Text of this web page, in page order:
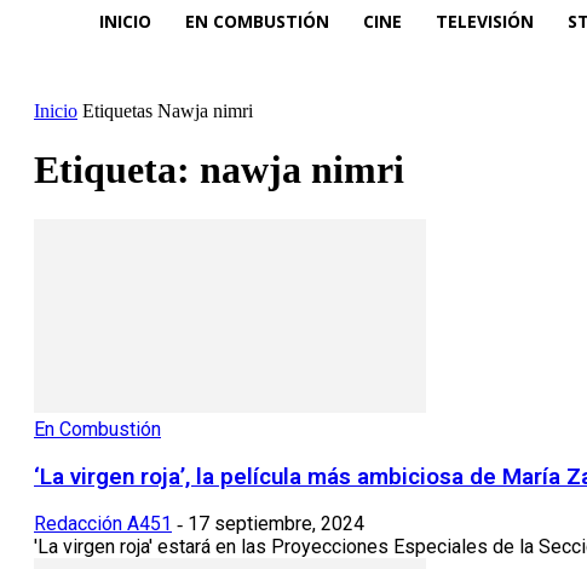
INICIO EN COMBUSTIÓN CINE TELEVISIÓN
Inicio Etiquetas Nawja nimri
Etiqueta: nawja nimri
En Combustión
‘La virgen roja’, la película más ambiciosa de María
Redacción A451 - 17 septiembre, 2024
'La virgen roja' estará en las Proyecciones Especiales de la